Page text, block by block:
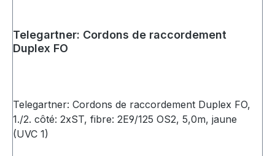
Telegartner: Cordons de raccordement
Duplex FO
Telegartner: Cordons de raccordement Duplex FO,
1./2. côté: 2xST, fibre: 2E9/125 OS2, 5,0m, jaune
(UVC 1)